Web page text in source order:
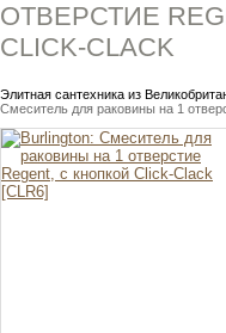
ОТВЕРСТИЕ
CLICK-CLACK
Элитная сантехника из
Смеситель для раковины на 1